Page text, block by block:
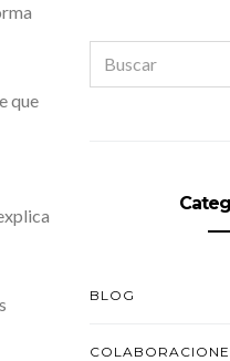
que
FOR:
BLOG